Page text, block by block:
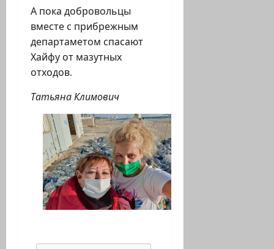
А пока добровольцы
вместе с прибрежным
департаметом спасают
Хайфу от мазутных
отходов.
Татьяна Климович